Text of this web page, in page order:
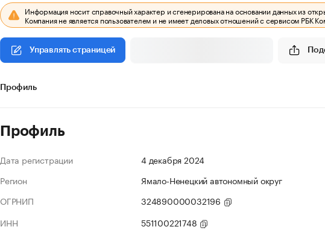
Информация носит справочный характер и сгенерирована на основании данных из
Компания не является пользователем и не имеет деловых отношений с сервисом РБК
Управлять страницей
Профиль
Профиль
Дата регистрации
4 декабря 2024
Регион
Ямало-Ненецкий автономный округ
ОГРНИП
324890000032196
ИНН
551100221748